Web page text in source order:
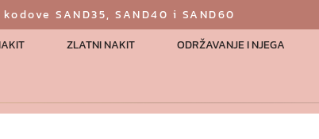
SAND35, SAND40 i SAND60
ZLATNI NAKIT ODRŽAVANJE I NJEGA